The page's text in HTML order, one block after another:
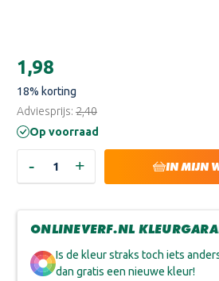
voorraad:
€1,98
18% korting
Adviesprijs: €2,40
Op voorraad
HOEVEELHEID
VAN
ROLLER
- HOEVEELHEID
VAN
ROLLER
+ IN MIJN
ONLINEVERF.NL
Is de kleur straks toch iets
dan gratis een nieuwe kleur!